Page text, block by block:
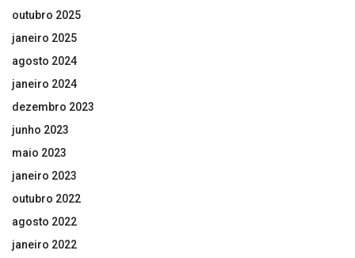
outubro 2025
janeiro 2025
agosto 2024
janeiro 2024
dezembro 2023
junho 2023
maio 2023
janeiro 2023
outubro 2022
agosto 2022
janeiro 2022